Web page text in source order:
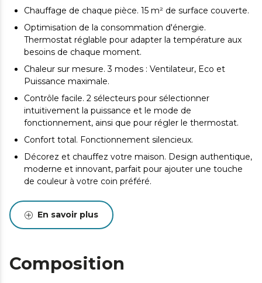
Chauffage de chaque pièce. 15 m² de surface couverte.
Optimisation de la consommation d'énergie.
Thermostat réglable pour adapter la température aux
besoins de chaque moment.
Chaleur sur mesure. 3 modes : Ventilateur, Eco et
Puissance maximale.
Contrôle facile. 2 sélecteurs pour sélectionner
intuitivement la puissance et le mode de
fonctionnement, ainsi que pour régler le thermostat.
Confort total. Fonctionnement silencieux.
Décorez et chauffez votre maison. Design authentique,
moderne et innovant, parfait pour ajouter une touche
de couleur à votre coin préféré.
Profitez-en sans souci. Triple système de sécurité : arrêt
automatique en cas de basculement, protection contre
la surchauffe et grille de sécurité.
seulement pour être utilisé dans des espaces intérieurs
ou pour une utilisation momentanée.
En savoir plus
Composition